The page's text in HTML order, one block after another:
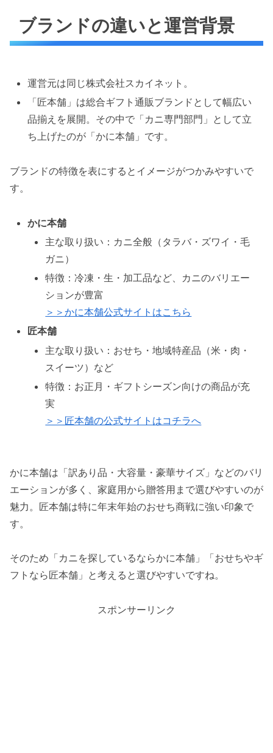
ブランドの違いと運営背景
運営元は同じ株式会社スカイネット。
「匠本舗」は総合ギフト通販ブランドとして幅広い
品揃えを展開。その中で「カニ専門部門」として立
ち上げたのが「かに本舗」です。
ブランドの特徴を表にするとイメージがつかみやすいで
す。
かに本舗
主な取り扱い：カニ全般（タラバ・ズワイ・毛
ガニ）
特徴：冷凍・生・加工品など、カニのバリエー
ションが豊富
＞＞かに本舗公式サイトはこちら
匠本舗
主な取り扱い：おせち・地域特産品（米・肉・
スイーツ）など
特徴：お正月・ギフトシーズン向けの商品が充
実
＞＞匠本舗の公式サイトはコチラへ
かに本舗は「訳あり品・大容量・豪華サイズ」などのバリ
エーションが多く、家庭用から贈答用まで選びやすいのが
魅力。匠本舗は特に年末年始のおせち商戦に強い印象で
す。
そのため「カニを探しているならかに本舗」「おせちやギ
フトなら匠本舗」と考えると選びやすいですね。
スポンサーリンク